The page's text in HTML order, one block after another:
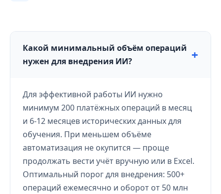
Какой минимальный объём операций
нужен для внедрения ИИ?
Для эффективной работы ИИ нужно
минимум 200 платёжных операций в месяц
и 6-12 месяцев исторических данных для
обучения. При меньшем объёме
автоматизация не окупится — проще
продолжать вести учёт вручную или в Excel.
Оптимальный порог для внедрения: 500+
операций ежемесячно и оборот от 50 млн